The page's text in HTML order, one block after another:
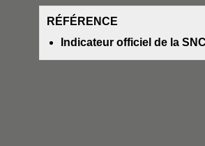
RÉFÉRENCE
Indicateur officiel de la